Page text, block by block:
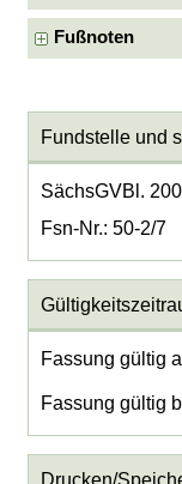
Fußnoten
Fundstelle und
SächsGVBl.
Fsn-Nr.: 50-2/7
Fassung gültig
Fassung gültig
Drucken/